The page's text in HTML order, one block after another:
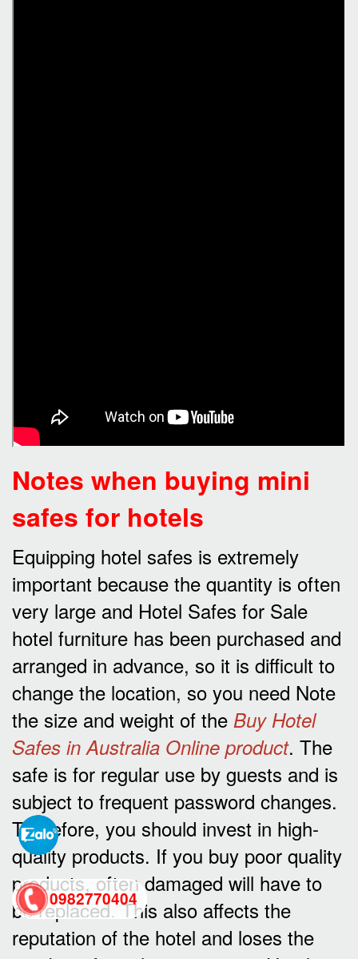
Notes when buying mini
safes for hotels
Equipping hotel safes is extremely
important because the quantity is often
very large and Hotel Safes for Sale
hotel furniture has been purchased and
arranged in advance, so it is difficult to
change the location, so you need Note
the size and weight of the Buy Hotel
Safes in Australia Online product. The
safe is for regular use by guests and is
subject to frequent password changes.
Therefore, you should invest in high-
quality products. If you buy poor quality
products, often damaged will have to
be replaced. This also affects the
reputation of the hotel and loses the
0982770404